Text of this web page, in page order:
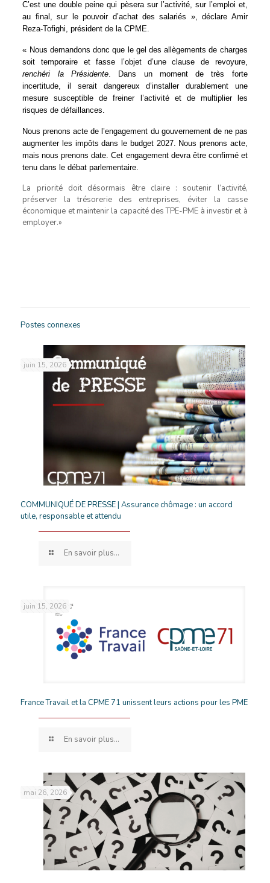
C’est une double peine qui pèsera sur l’activité, sur l’emploi et,
au final, sur le pouvoir d’achat des salariés », déclare Amir
Reza-Tofighi, président de la CPME.
« Nous demandons donc que le gel des allègements de charges
soit temporaire et fasse l’objet d’une clause de revoyure,
renchéri la Présidente. Dans un moment de très forte
incertitude, il serait dangereux d’installer durablement une
mesure susceptible de freiner l’activité et de multiplier les
risques de défaillances.
Nous prenons acte de l’engagement du gouvernement de ne pas
augmenter les impôts dans le budget 2027. Nous prenons acte,
mais nous prenons date. Cet engagement devra être confirmé et
tenu dans le débat parlementaire.
La priorité doit désormais être claire : soutenir l’activité,
préserver la trésorerie des entreprises, éviter la casse
économique et maintenir la capacité des TPE-PME à investir et à
employer.»
Postes connexes
juin 15, 2026
COMMUNIQUÉ DE PRESSE | Assurance chômage : un accord
utile, responsable et attendu
En savoir plus...
juin 15, 2026
France Travail et la CPME 71 unissent leurs actions pour les PME
En savoir plus...
mai 26, 2026